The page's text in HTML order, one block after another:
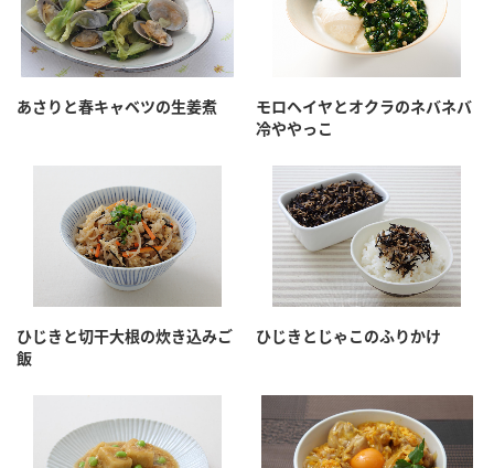
あさりと春キャベツの生姜煮
モロヘイヤとオクラのネバネバ
冷ややっこ
ひじきと切干大根の炊き込みご
飯
ひじきとじゃこのふりかけ